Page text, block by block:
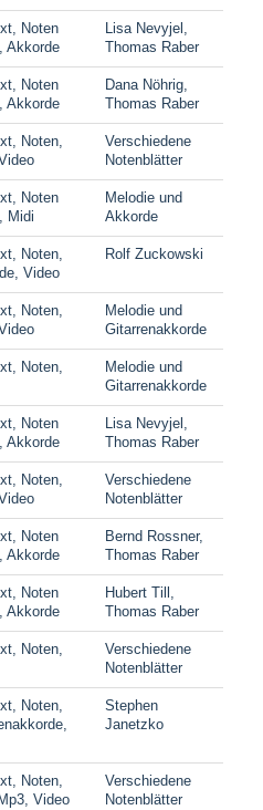
Noten
Akkorde
Lisa Nevyjel,
Thomas Raber
Noten
Akkorde
Dana Nöhrig,
Thomas Raber
Noten,
Verschiedene
Notenblätter
Noten
Midi
Melodie und
Akkorde
Noten,
Video
Rolf Zuckowski
Noten,
Melodie und
Gitarrenakkorde
Noten,
Melodie und
Gitarrenakkorde
Noten
Akkorde
Lisa Nevyjel,
Thomas Raber
Noten,
Verschiedene
Notenblätter
Noten
Akkorde
Bernd Rossner,
Thomas Raber
Noten
Akkorde
Hubert Till,
Thomas Raber
Noten,
Verschiedene
Notenblätter
Noten,
Stephen
Janetzko
Noten,
Video
Verschiedene
Notenblätter